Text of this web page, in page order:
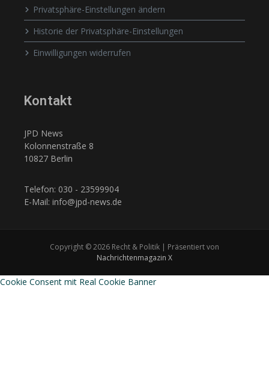
Privatsphäre-Einstellungen ändern
Historie der Privatsphäre-Einstellungen
Einwilligungen widerrufen
Kontakt
JPD News
Kolonnenstraße 8
10827 Berlin
Telefon: 030 - 23599904
E-Mail: info@jpd-news.de
Copyright © 2026 Recht & Politik | Präsentiert von
Nachrichtenmagazin X
Cookie Consent mit Real Cookie Banner